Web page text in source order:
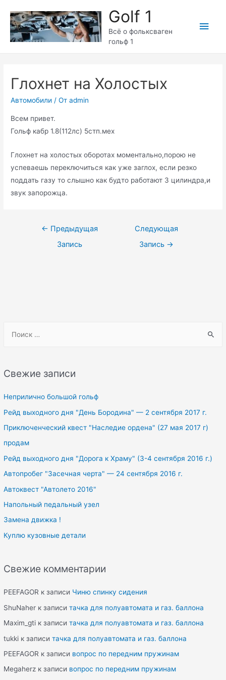
содержимому
Golf 1
Всё о фольксваген
гольф 1
r
h
f
o
Свежие записи
Неприлично большой гольф
Рейд выходного дня "День Бородина" — 2 сентября 2017 г.
Приключенческий квест "Наследие ордена" (27 мая 2017 г)
продам
Рейд выходного дня "Дорога к Храму" (3-4 сентября 2016 г.)
Автопробег "Засечная черта" — 24 сентября 2016 г.
Автоквест "Автолето 2016"
Напольный педальный узел
Замена движка !
Куплю кузовные детали
Свежие комментарии
PEEFAGOR к записи Чиню спинку сидения
ShuNaher к записитачка для полуавтомата и газ. баллона
Maxim_gti к записитачка для полуавтомата и газ. баллона
tukki к записитачка для полуавтомата и газ. баллона
PEEFAGOR к записи вопрос по передним пружинам
Megaherz к записи вопрос по передним пружинам
Глохнет на Холостых
Автомобили / От admin
Всем привет.
Гольф кабр 1.8(112лс) 5стп.мех
Глохнет на холостых оборотах моментально,порою не
успеваешь переключиться как уже заглох, если резко
поддать газу то слышно как будто работают 3 цилиндра,и
звук запорожца.
Навигация
← Предыдущая
Запись
Следующая
Запись →